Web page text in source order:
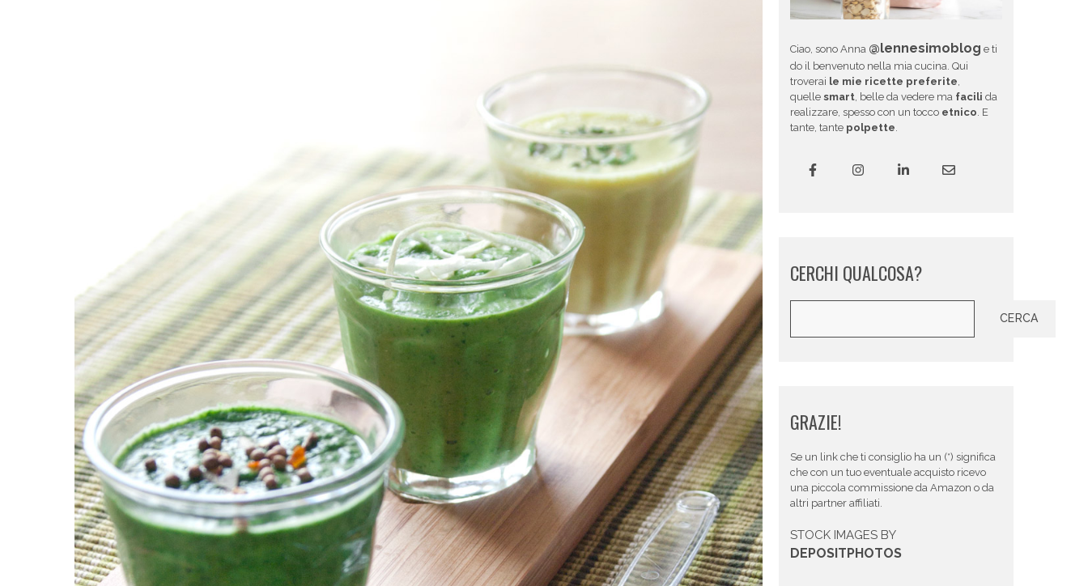
Ciao, sono Anna @lennesimoblog e ti
do il benvenuto nella mia cucina. Qui
troverai le mie ricette preferite,
quelle smart, belle da vedere ma facili da
realizzare, spesso con un tocco etnico. E
tante, tante polpette.
CERCHI QUALCOSA?
CERCA
GRAZIE!
Se un link che ti consiglio ha un (*) significa
che con un tuo eventuale acquisto ricevo
una piccola commissione da Amazon o da
altri partner affiliati.
STOCK IMAGES BY
DEPOSITPHOTOS